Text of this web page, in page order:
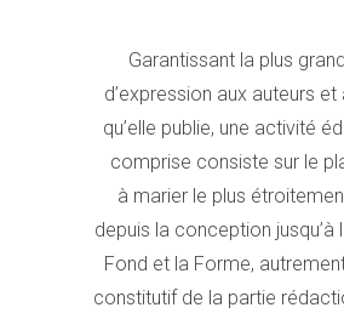
Garantissant la plus
d’expression aux auteurs
qu’elle publie, une activité
comprise consiste sur le
à marier le plus
depuis la conception jusqu’à
Fond et la Forme,
constitutif de la partie